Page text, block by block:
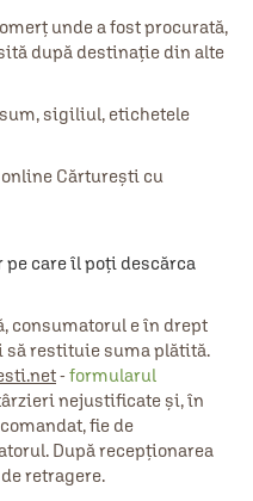
unde a fost procurată,
după destinaţie din alte
sigiliul, etichetele
Cărturești cu
care îl poți descărca
consumatorul e în drept
să restituie suma plătită.
- formularul
nejustificate şi, în
fie de
După recepționarea
retragere.